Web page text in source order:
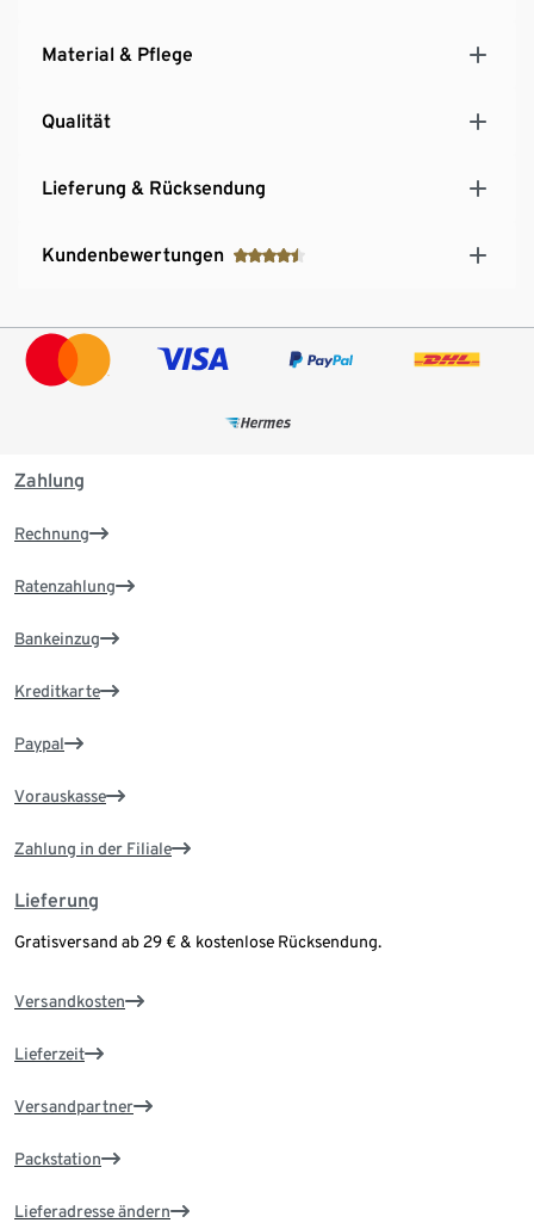
Material & Pflege
Qualität
Lieferung & Rücksendung
Kundenbewertungen
Zahlung
Rechnung
Ratenzahlung
Bankeinzug
Kreditkarte
Paypal
Vorauskasse
Zahlung in der Filiale
Lieferung
Gratisversand ab 29 € & kostenlose Rücksendung.
Versandkosten
Lieferzeit
Versandpartner
Packstation
Lieferadresse ändern